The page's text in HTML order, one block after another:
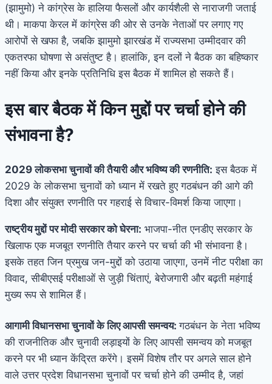
(झामुमो) ने कांग्रेस के हालिया फैसलों और कार्यशैली से नाराजगी जताई
थी। माकपा केरल में कांग्रेस की ओर से उनके नेताओं पर लगाए गए
आरोपों से खफा है, जबकि झामुमो झारखंड में राज्यसभा उम्मीदवार की
एकतरफा घोषणा से असंतुष्ट है। हालांकि, इन दलों ने बैठक का बहिष्कार
नहीं किया और इनके प्रतिनिधि इस बैठक में शामिल हो सकते हैं।
इस बार बैठक में किन मुद्दों पर चर्चा होने की
संभावना है?
2029 लोकसभा चुनावों की तैयारी और भविष्य की रणनीति: इस बैठक में
2029 के लोकसभा चुनावों को ध्यान में रखते हुए गठबंधन की आगे की
दिशा और संयुक्त रणनीति पर गहराई से विचार-विमर्श किया जाएगा।
राष्ट्रीय मुद्दों पर मोदी सरकार को घेरना: भाजपा-नीत एनडीए सरकार के
खिलाफ एक मजबूत रणनीति तैयार करने पर चर्चा की भी संभावना है।
इसके तहत जिन प्रमुख जन-मुद्दों को उठाया जाएगा, उनमें नीट परीक्षा का
विवाद, सीबीएसई परीक्षाओं से जुड़ी चिंताएं, बेरोजगारी और बढ़ती महंगाई
मुख्य रूप से शामिल हैं।
आगामी विधानसभा चुनावों के लिए आपसी समन्वय:गठबंधन के नेता भविष्य
की राजनीतिक और चुनावी लड़ाइयों के लिए आपसी समन्वय को मजबूत
करने पर भी ध्यान केंद्रित करेंगे। इसमें विशेष तौर पर अगले साल होने
वाले उत्तर प्रदेश विधानसभा चुनावों पर चर्चा होने की उम्मीद है, जहां